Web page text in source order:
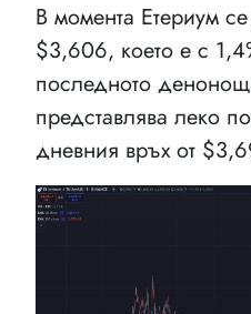
В момента Етериум
$3,606, което е с
последното
представлява леко
дневния връх от